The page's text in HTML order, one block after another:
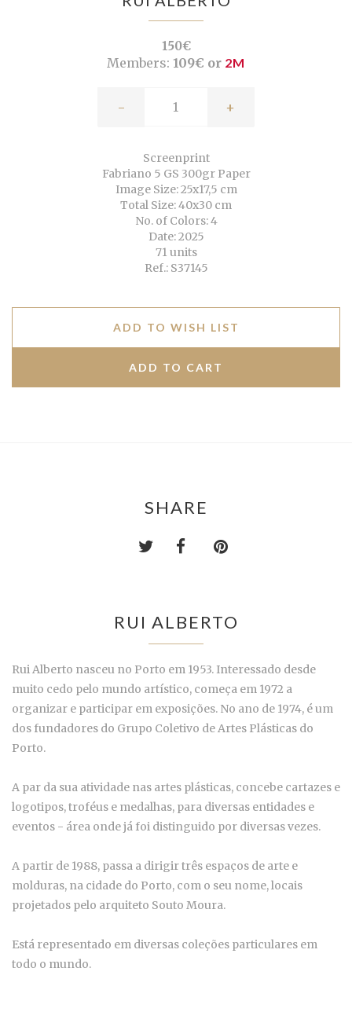
150€
Members: 109€ or 2M
- +
Screenprint
Fabriano 5 GS 300gr Paper
Image Size: 25x17,5 cm
Total Size: 40x30 cm
No. of Colors: 4
Date: 2025
71 units
Ref.: S37145
ADD TO WISH LIST
SHARE
RUI ALBERTO
Rui Alberto nasceu no Porto em 1953. Interessado desde
muito cedo pelo mundo artístico, começa em 1972 a
organizar e participar em exposições. No ano de 1974, é um
dos fundadores do Grupo Coletivo de Artes Plásticas do
Porto.
A par da sua atividade nas artes plásticas, concebe cartazes e
logotipos, troféus e medalhas, para diversas entidades e
eventos - área onde já foi distinguido por diversas vezes.
A partir de 1988, passa a dirigir três espaços de arte e
molduras, na cidade do Porto, com o seu nome, locais
projetados pelo arquiteto Souto Moura.
Está representado em diversas coleções particulares em
todo o mundo.